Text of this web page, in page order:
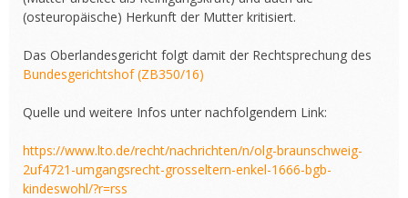
(osteuropäische) Herkunft der Mutter kritisiert.
Das Oberlandesgericht folgt damit der Rechtsprechung des
Bundesgerichtshof (ZB350/16)
Quelle und weitere Infos unter nachfolgendem Link:
https://www.lto.de/recht/nachrichten/n/olg-braunschweig-
2uf4721-umgangsrecht-grosseltern-enkel-1666-bgb-
kindeswohl/?r=rss